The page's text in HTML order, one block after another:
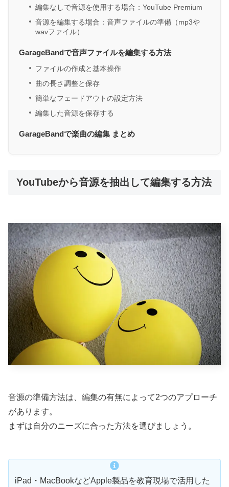
編集なしで音源を使用する場合：YouTube Premium
音源を編集する場合：音声ファイルの準備（mp3や
wavファイル）
GarageBandで音声ファイルを編集する方法
ファイルの作成と基本操作
曲の長さ調整と保存
簡単なフェードアウトの設定方法
編集した音源を保存する
GarageBandで楽曲の編集 まとめ
YouTubeから音源を抽出して編集する方法
音源の準備方法は、編集の有無によって2つのアプローチ
があります。
まずは自分のニーズに合った方法を選びましょう。
iPad・MacBookなどApple製品を教育現場で活用した